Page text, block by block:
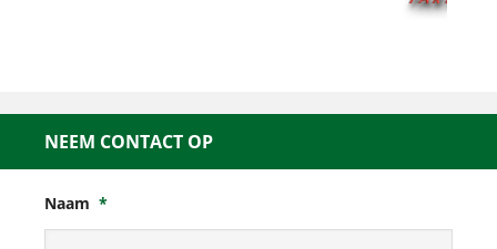
NEEM CONTACT OP
Naam *